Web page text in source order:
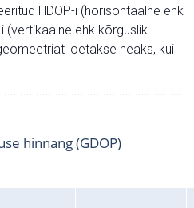
HDOP-i (horisontaalne ehk
(vertikaalne ehk kõrguslik
loetakse heaks, kui
hinnang (GDOP)